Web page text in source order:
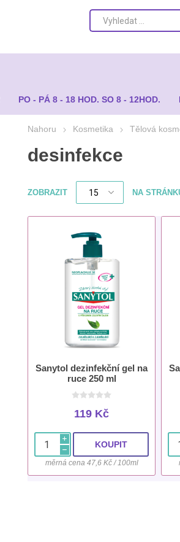
PO - PÁ 8 - 18 HOD. SO 8 - 12HOD.
Nahoru Kosmetika Tělová
desinfekce
ZOBRAZIT NA
Sanytol dezinfekční gel na
ruce 250 ml
119 Kč
i
h
měrná cena 47,6 Kč / 100ml